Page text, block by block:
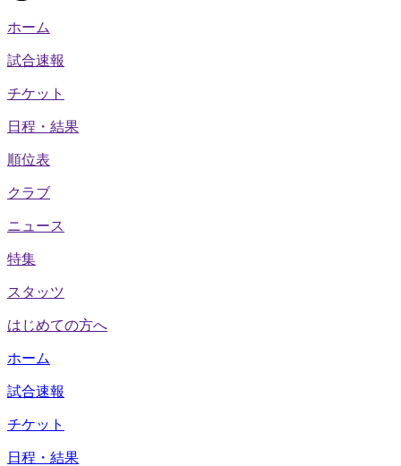
ホーム
試合速報
チケット
日程・結果
順位表
クラブ
ニュース
特集
スタッツ
はじめての方へ
ホーム
試合速報
チケット
日程・結果